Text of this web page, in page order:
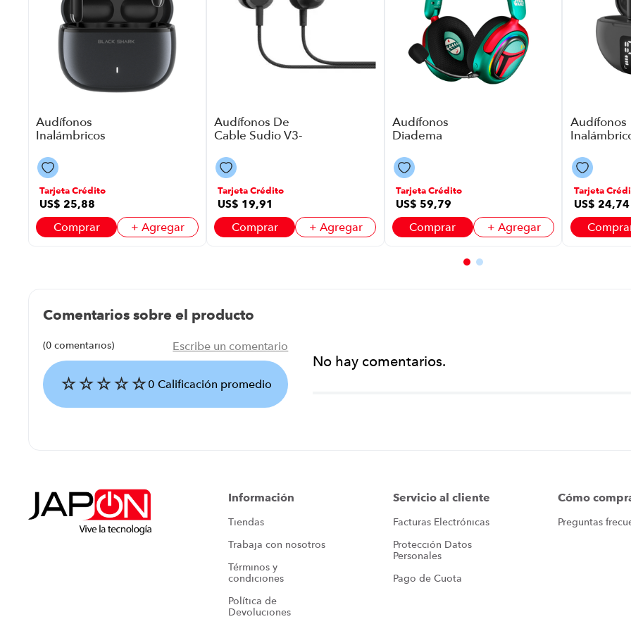
Audífonos
Inalámbricos
P8918 | Color
Black
Tarjeta Crédito
US$ 25,88
Comprar + Agregar
Audífonos De
Cable Sudio V3-
Negro
Tarjeta Crédito
US$ 19,91
Comprar + Agregar
Audífonos
Diadema
Primus Pbh-
S380Bf P88620 |
50 Watts Color
Verde
Tarjeta Crédito
US$ 59,79
Comprar + Agregar
Audífonos
755Gr
Watts
Tarjeta
US$ 24,74
Comentarios sobre el producto
☆☆☆☆☆0 Calificación promedio
(0 comentarios) Escribe un comentario
Califica el producto de 1 a 5 estrellas
No hay comentarios.
Información
Tiendas
Trabaja con nosotros
Términos y
condiciones
Política de
Devoluciones
Servicio al cliente
Facturas Electrónicas
Protección Datos
Personales
Pago de Cuota
Cómo
Preguntas